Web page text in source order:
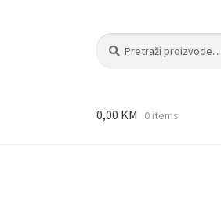
Pretraži:
Pretraži
0,00 KM 0 items